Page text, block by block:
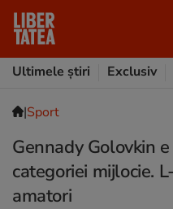
Ultimele știri
Exclusiv
|Sport
Gennady Golovkin
categoriei mijlocie.
amatori